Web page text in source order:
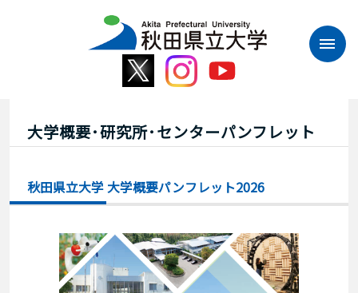
大学概要･研究所･センターパンフレット
秋田県立大学 大学概要パンフレット2026